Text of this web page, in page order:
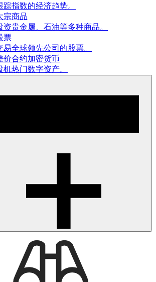
踪指数的经济趋势。
宗商品
资贵金属、石油等多种商品。
票
易全球领先公司的股票。
价合约加密货币
机热门数字资产。